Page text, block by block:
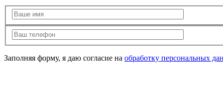
Заполняя форму, я даю согласие на обработку персональных